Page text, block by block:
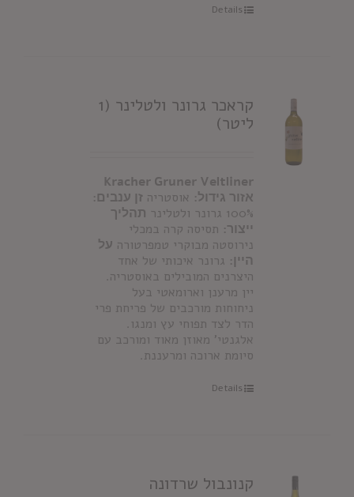
Details
קראכר גרונר ולטלינר (1
ליטר)
Kracher Gruner Veltliner
אזור גידול: אוסטריה זן ענבים:
100% גרונר ולטלינר
תהליך
ייצור: תסיסה קרה במכלי
נירוסטה מבוקרי טמפרטורה על
היין: גרונר איכותי של אחד
היצרנים המובילים באוסטריה.
יין מרענן וארומאטי בעל
ניחוחות מורכבים של פריחת פרי
הדר לצד תפוחי עץ ומנגו.
אלגנטי' מאוזן מאוד ומורכב עם
סיומת ארוכה ומרעננת.
Details
קנונבול שרדונה